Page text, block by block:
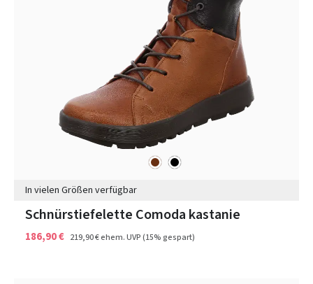
braunschwarz
In vielen Größen verfügbar
Schnürstiefelette Comoda kastanie
186,90 € 219,90 €ehem. UVP(15% gespart)